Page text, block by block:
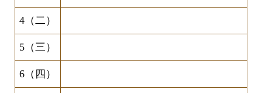
4（二）
5（三）
6（四）